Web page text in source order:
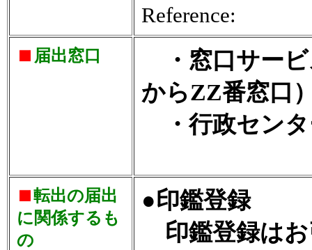
Reference:
届出窓口
・窓口サー
からZZ番窓口
・行政セン
転出の届出
に関係するも
の
●印鑑登録
印鑑登録はお